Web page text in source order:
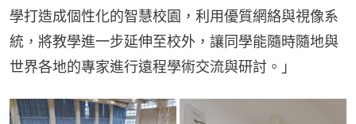
學打造成個性化的智慧校園，利用優質網絡與視像系
統，將教學進一步延伸至校外，讓同學能隨時隨地與
世界各地的專家進行遠程學術交流與研討。」